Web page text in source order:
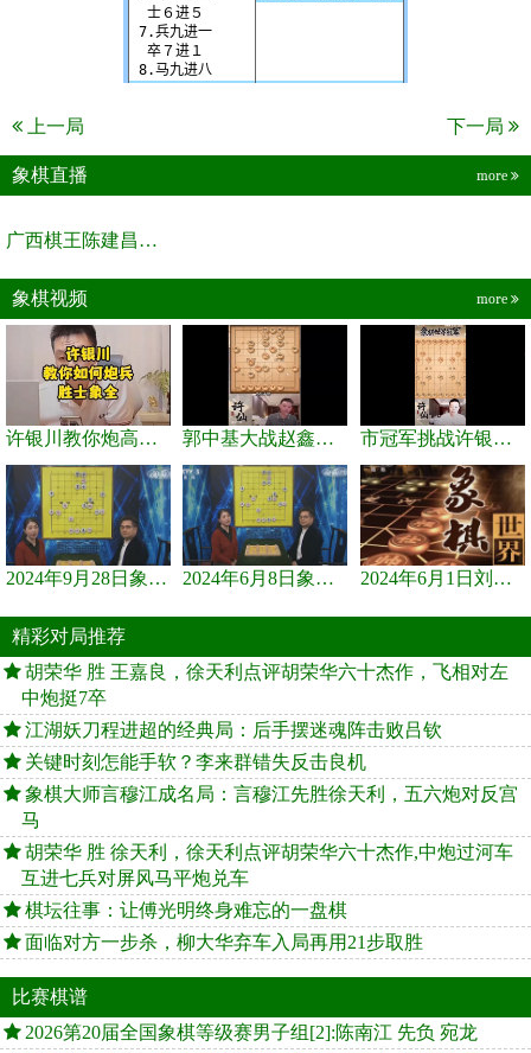
上一局 下一局
象棋直播 more
广西棋王陈建昌直播间
象棋视频 more
许银川教你炮高兵士象全如何赢士象全，简单四步即可 郭中基大战赵鑫鑫，许银川激情讲解 市冠军挑战许银川，急进中兵变化真激烈！
2024年9月28日象棋世界栏目，刘君、蒋川讲解了第九届杨官璘杯象棋... 2024年6月8日象棋世界，刘君、蒋川讲解了第九届杨官璘杯全国象棋... 2024年6月1日刘君、蒋川讲解第三届上海杯象棋大师赛谢靖与李少庚...
精彩对局推荐
胡荣华 胜 王嘉良，徐天利点评胡荣华六十杰作，飞相对左
中炮挺7卒
江湖妖刀程进超的经典局：后手摆迷魂阵击败吕钦
关键时刻怎能手软？李来群错失反击良机
象棋大师言穆江成名局：言穆江先胜徐天利，五六炮对反宫
马
胡荣华 胜 徐天利，徐天利点评胡荣华六十杰作,中炮过河车
互进七兵对屏风马平炮兑车
棋坛往事：让傅光明终身难忘的一盘棋
面临对方一步杀，柳大华弃车入局再用21步取胜
比赛棋谱
2026第20届全国象棋等级赛男子组[2]:陈南江 先负 宛龙